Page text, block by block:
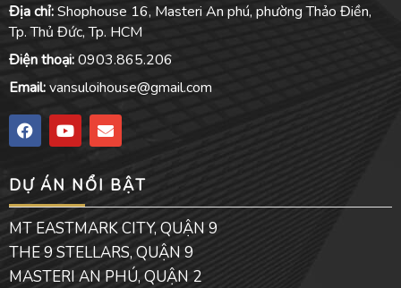
Địa chỉ:Shophouse 16, Masteri An phú, phường Thảo Điền,
Tp. Thủ Đức, Tp. HCM
Điện thoại:0903.865.206
Email:vansuloihouse@gmail.com
F
a
c
b
o
o
k
Y
o
u
u
b
e
E
n
v
o
p
e
DỰ ÁN NỔI BẬT
MT EASTMARK CITY, QUẬN 9
THE 9 STELLARS, QUẬN 9
MASTERI AN PHÚ, QUẬN 2